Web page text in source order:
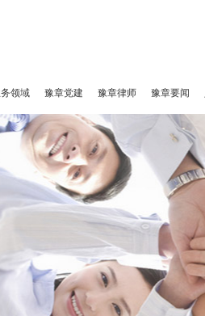
领域 豫章党建 豫章律师 豫章要闻